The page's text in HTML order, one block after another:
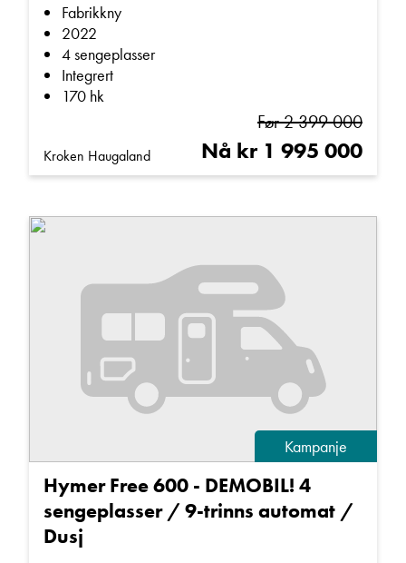
Fabrikkny
2022
4 sengeplasser
Integrert
170 hk
Før 2 399 000
Nå kr 1 995 000
Kroken Haugaland
Kampanje
Hymer Free 600 - DEMOBIL! 4
sengeplasser / 9-trinns automat /
Dusj